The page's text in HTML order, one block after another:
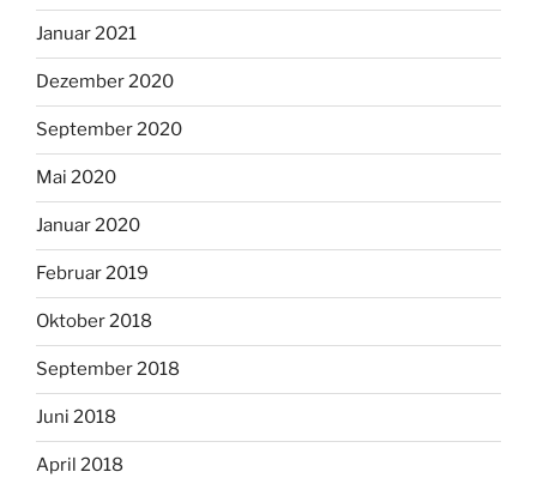
Januar 2021
Dezember 2020
September 2020
Mai 2020
Januar 2020
Februar 2019
Oktober 2018
September 2018
Juni 2018
April 2018